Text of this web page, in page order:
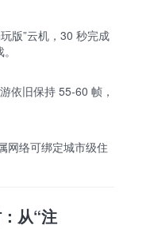
版”云机，30 秒完成
依旧保持 55-60 帧，
网络可绑定城市级住
从“注